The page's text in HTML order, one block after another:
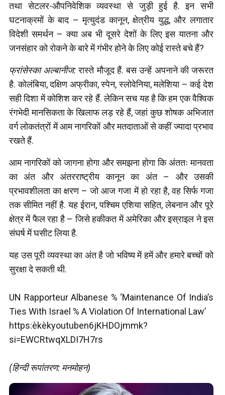
तथा सेटलर-औपनिवेशिक व्यवस्था से जुड़ी हुई है. इन सभी
घटनाक्रमों के बाद – मृत्युदंड कानून, क्षेत्रीय युद्ध, और लगातार
विदेशी समर्थन – क्या अब भी दूसरे देशों के लिए इस यातना और
जनसंहार को रोकने के बारे में गंभीर होने के लिए कोई रास्ते बचे हैं?
फ्रांसेस्का अल्बानीज:रास्ते मौजूद हैं. बस उन्हें अपनाने की जरूरत
है. कोलंबिया, दक्षिण अफ्रीका, स्पेन, स्लोवेनिया, मलेशिया – कई देश
सही दिशा में कोशिश कर रहे हैं. लेकिन सच यह है कि हम एक वैश्विक
रंगभेदी मानसिकता के खिलाफ लड़ रहे हैं, जहां कुछ शोषक अभिजात
वर्ग लोकतंत्रों में आम नागरिकों और मतदाताओं से कहीं ज्यादा प्रभाव
रखते हैं.
आम नागरिकों को जागना होगा और समझना होगा कि अंततः मानवता
का अंत और अंतरराष्ट्रीय कानून का अंत – और उसकी
प्रभावशीलता का क्षरण – जो आज गजा में हो रहा है, वह सिर्फ गजा
तक सीमित नहीं है. यह ईरान, पश्चिम एशिया सहित, लेबनान और पूरे
क्षेत्र में फैल रहा है – जिसे हकीकत में अमेरिका और इस्राइल ने इस
संघर्ष में घसीट लिया है.
यह उस पूरी व्यवस्था का अंत है जो भविष्य में हमें और हमारे बच्चों को
सुरक्षा दे सकती थी.
UN Rapporteur Albanese % ‘Maintenance Of India’s
Ties With Israel % A Violation Of International Law’
https:èkèkyoutuben6jKHDOjmmk?
si=EWCRtwqXLDI7H7rs
(हिन्दी रूपांतरण: मनमोहन)